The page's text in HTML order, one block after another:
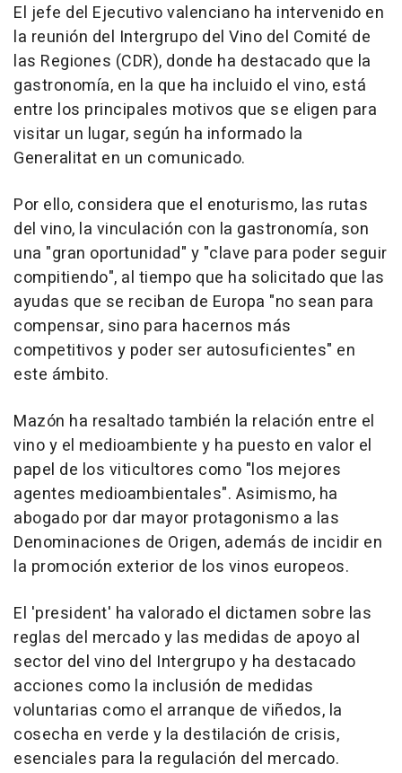
El jefe del Ejecutivo valenciano ha intervenido en
la reunión del Intergrupo del Vino del Comité de
las Regiones (CDR), donde ha destacado que la
gastronomía, en la que ha incluido el vino, está
entre los principales motivos que se eligen para
visitar un lugar, según ha informado la
Generalitat en un comunicado.
Por ello, considera que el enoturismo, las rutas
del vino, la vinculación con la gastronomía, son
una "gran oportunidad" y "clave para poder seguir
compitiendo", al tiempo que ha solicitado que las
ayudas que se reciban de Europa "no sean para
compensar, sino para hacernos más
competitivos y poder ser autosuficientes" en
este ámbito.
Mazón ha resaltado también la relación entre el
vino y el medioambiente y ha puesto en valor el
papel de los viticultores como "los mejores
agentes medioambientales". Asimismo, ha
abogado por dar mayor protagonismo a las
Denominaciones de Origen, además de incidir en
la promoción exterior de los vinos europeos.
El 'president' ha valorado el dictamen sobre las
reglas del mercado y las medidas de apoyo al
sector del vino del Intergrupo y ha destacado
acciones como la inclusión de medidas
voluntarias como el arranque de viñedos, la
cosecha en verde y la destilación de crisis,
esenciales para la regulación del mercado.